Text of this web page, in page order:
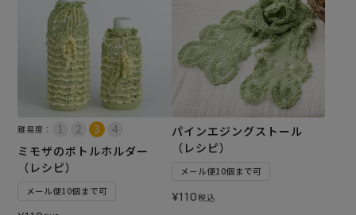
難易度：
ミモザのボトルホルダー
（レシピ）
メール便10個まで可
パインエジングストール
（レシピ）
メール便10個まで可
¥110税込